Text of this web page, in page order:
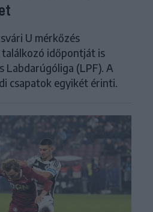
U mérkőzés
időpontját is
Labdarúgóliga (LPF). A
csapatok egyikét érinti.